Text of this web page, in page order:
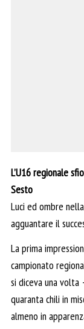
L’U16 regionale
Sesto
Luci ed ombre
agguantare il
La prima
campionato
si diceva una volta
quaranta chili in
almeno in